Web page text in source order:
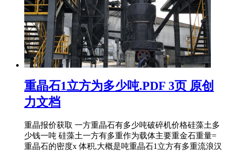
重晶石1立方为多少吨.PDF 3页 原创
力文档
重晶报价获取 一方重晶石有多少吨破碎机价格硅藻土多
少钱一吨 硅藻土一方有多重作为载体主要重金石重量=
重晶石的密度x 体积,大概是吨重晶石1立方有多重流浪汉